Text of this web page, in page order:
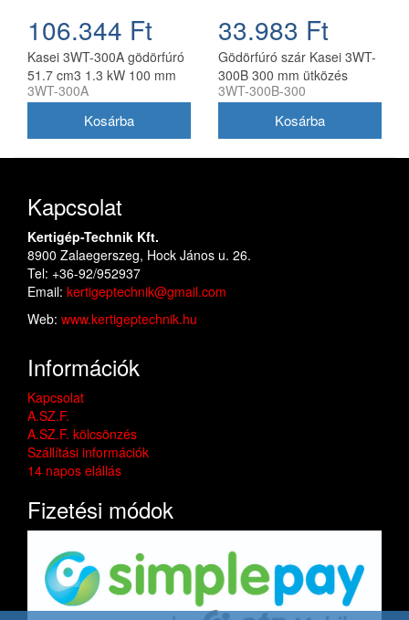
106.344 Ft
Kasei 3WT-300A gödörfúró
51.7 cm3 1.3 kW 100 mm
fúrószárral 2 ütemű
3WT-300A
33.983 Ft
Gödörfúró szár Kasei 3WT-
300B 300 mm ütközés
tompítóval
3WT-300B-300
Kapcsolat
Kertigép-Technik Kft.
8900 Zalaegerszeg, Hock János u. 26.
Tel: +36-92/952937
Email: kertigeptechnik@gmail.com
Web: www.kertigeptechnik.hu
Információk
Kapcsolat
A.SZ.F.
A.SZ.F. kölcsönzés
Szállítási információk
14 napos elállás
Fizetési módok